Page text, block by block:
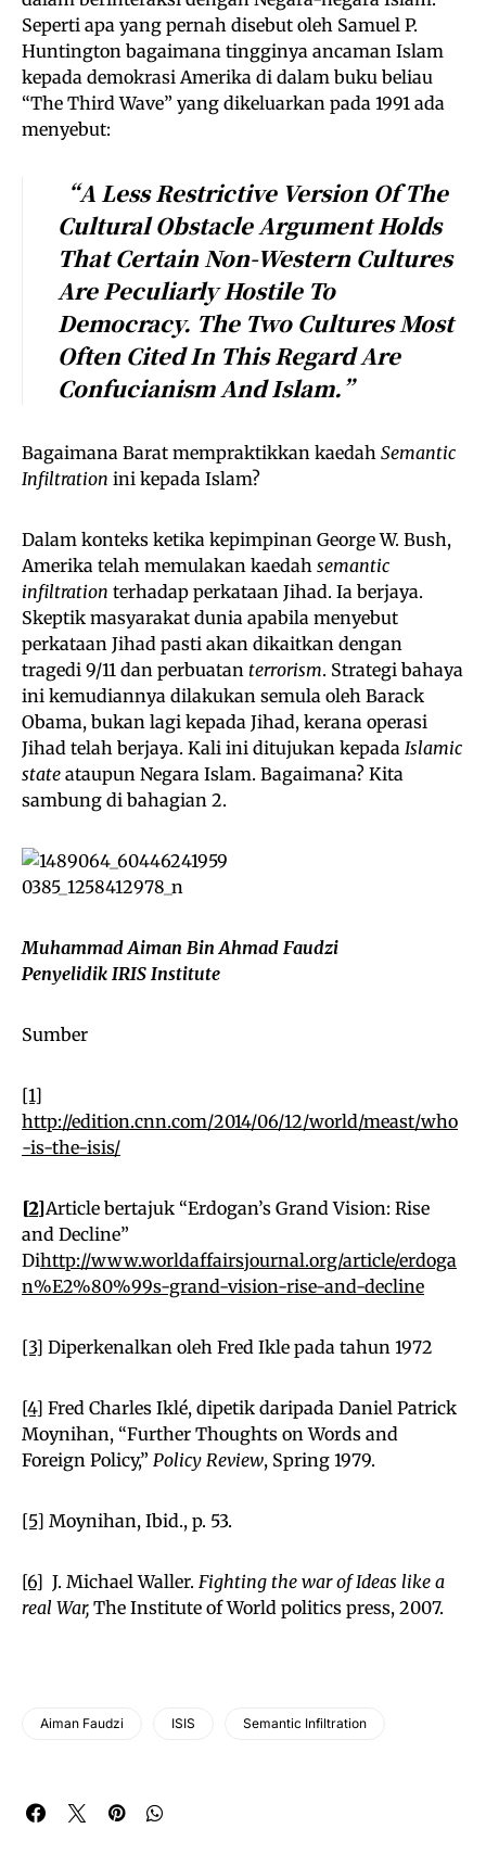
Seperti apa yang pernah disebut oleh Samuel P.
Huntington bagaimana tingginya ancaman Islam
kepada demokrasi Amerika di dalam buku beliau
“The Third Wave” yang dikeluarkan pada 1991 ada
menyebut:
“A Less Restrictive Version Of The
Cultural Obstacle Argument Holds
That Certain Non-Western Cultures
Are Peculiarly Hostile To
Democracy. The Two Cultures Most
Often Cited In This Regard Are
Confucianism And Islam.”
Bagaimana Barat mempraktikkan kaedah Semantic
Infiltration ini kepada Islam?
Dalam konteks ketika kepimpinan George W. Bush,
Amerika telah memulakan kaedah semantic
infiltration terhadap perkataan Jihad. Ia berjaya.
Skeptik masyarakat dunia apabila menyebut
perkataan Jihad pasti akan dikaitkan dengan
tragedi 9/11 dan perbuatan terrorism. Strategi bahaya
ini kemudiannya dilakukan semula oleh Barack
Obama, bukan lagi kepada Jihad, kerana operasi
Jihad telah berjaya. Kali ini ditujukan kepada Islamic
state ataupun Negara Islam. Bagaimana? Kita
sambung di bahagian 2.
Muhammad Aiman Bin Ahmad Faudzi
Penyelidik IRIS Institute
Sumber
[1]
http://edition.cnn.com/2014/06/12/world/meast/who
-is-the-isis/
[2]Article bertajuk “Erdogan’s Grand Vision: Rise
and Decline”
Dihttp://www.worldaffairsjournal.org/article/erdoga
n%E2%80%99s-grand-vision-rise-and-decline
[3] Diperkenalkan oleh Fred Ikle pada tahun 1972
[4] Fred Charles Iklé, dipetik daripada Daniel Patrick
Moynihan, “Further Thoughts on Words and
Foreign Policy,” Policy Review, Spring 1979.
[5] Moynihan, Ibid., p. 53.
[6] J. Michael Waller. Fighting the war of Ideas like a
real War, The Institute of World politics press, 2007.
Aiman Faudzi ISIS Semantic Infiltration